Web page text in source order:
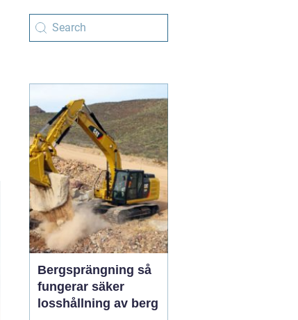
Bergsprängning så
fungerar säker
losshållning av berg